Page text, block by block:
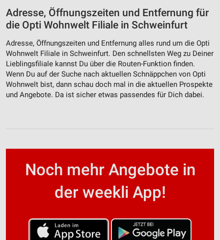
Adresse, Öffnungszeiten und Entfernung für
die Opti Wohnwelt Filiale in Schweinfurt
Adresse, Öffnungszeiten und Entfernung alles rund um die Opti
Wohnwelt Filiale in Schweinfurt. Den schnellsten Weg zu Deiner
Lieblingsfiliale kannst Du über die Routen-Funktion finden.
Wenn Du auf der Suche nach aktuellen Schnäppchen von Opti
Wohnwelt bist, dann schau doch mal in die aktuellen Prospekte
und Angebote. Da ist sicher etwas passendes für Dich dabei.
Noch mehr Angebote in
der weekli App!